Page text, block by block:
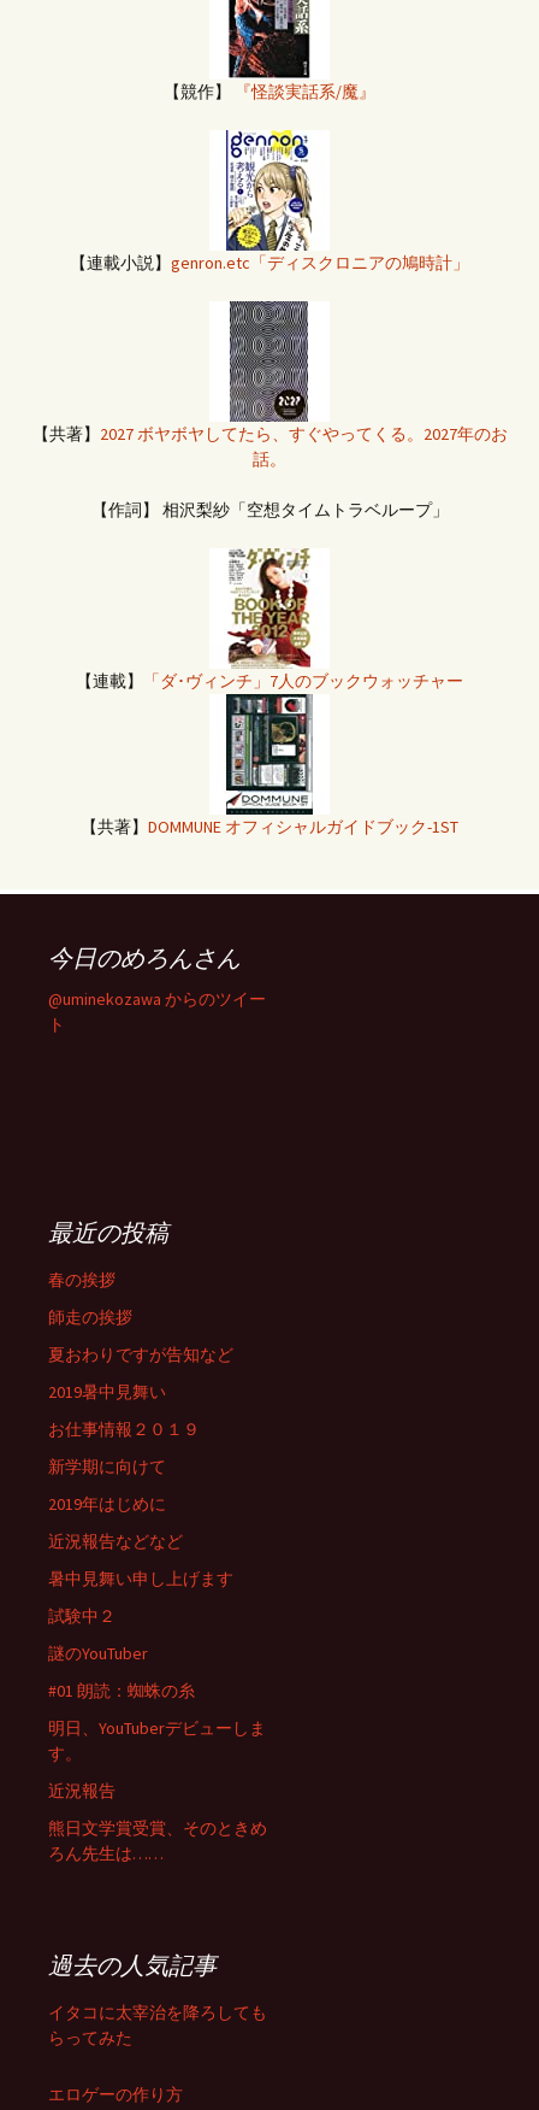
【競作】 『怪談実話系/魔』
【連載小説】 genron.etc「ディスクロニアの鳩時計」
【共著】 2027 ボヤボヤしてたら、すぐやってくる。2027年のお
話。
【作詞】 相沢梨紗「空想タイムトラベループ」
【連載】 「ダ･ヴィンチ」7人のブックウォッチャー
【共著】 DOMMUNE オフィシャルガイドブック-1ST
今日のめろんさん
@uminekozawa からのツイー
ト
最近の投稿
春の挨拶
師走の挨拶
夏おわりですが告知など
2019暑中見舞い
お仕事情報２０１９
新学期に向けて
2019年はじめに
近況報告などなど
暑中見舞い申し上げます
試験中２
謎のYouTuber
#01 朗読：蜘蛛の糸
明日、YouTuberデビューしま
す。
近況報告
熊日文学賞受賞、そのときめ
ろん先生は……
過去の人気記事
イタコに太宰治を降ろしても
らってみた
エロゲーの作り方